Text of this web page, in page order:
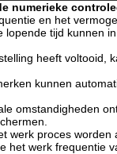
numerieke
en het
tijd kunnen
heeft voltooid,
kunnen
omstandigheden
werk proces
het werk frequentie